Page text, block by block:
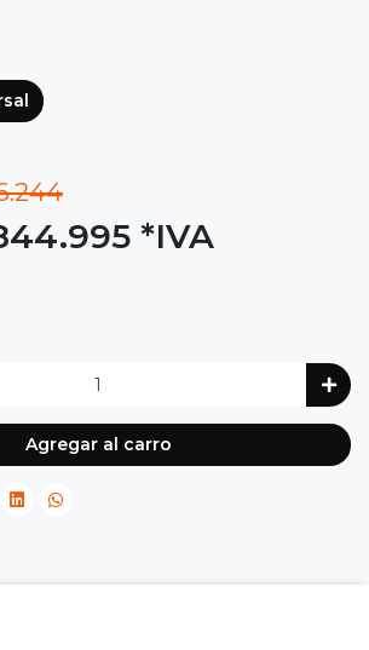
*IVA
Agregar al carro